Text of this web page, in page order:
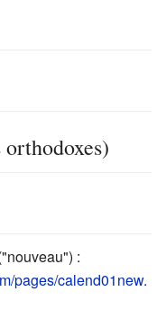
:
pages/calend01new.